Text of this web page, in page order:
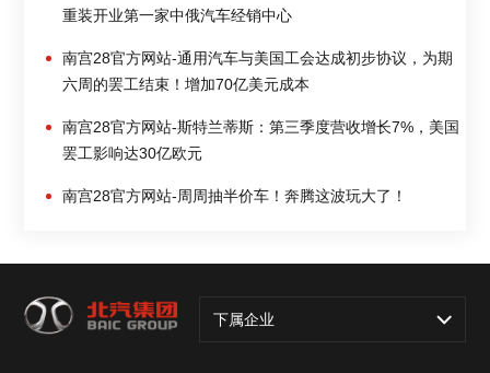
重装开业第一家中俄汽车经销中心
南宫28官方网站-通用汽车与美国工会达成初步协议，为期
六周的罢工结束！增加70亿美元成本
南宫28官方网站-斯特兰蒂斯：第三季度营收增长7%，美国
罢工影响达30亿欧元
南宫28官方网站-周周抽半价车！奔腾这波玩大了！
下属企业